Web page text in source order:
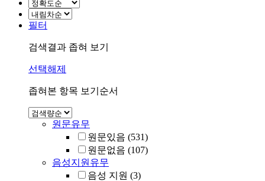
필터
검색결과 좁혀 보기
선택해제
좁혀본 항목 보기순서
원문유무
원문있음 (531)
원문없음 (107)
음성지원유무
음성 지원 (3)